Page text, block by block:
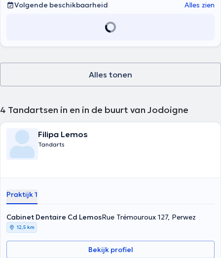
Volgende beschikbaarheid
Alles zien
Alles tonen
4 Tandartsen in en in de buurt van Jodoigne
Filipa Lemos
Tandarts
Praktijk 1
Cabinet Dentaire Cd LemosRue Trémouroux 127, Perwez
12,5 km
Bekijk profiel